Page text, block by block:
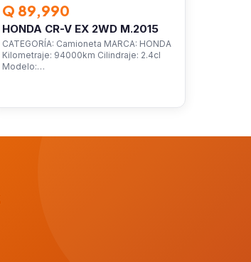
Q 89,990
HONDA CR-V EX 2WD M.2015
CATEGORÍA: Camioneta MARCA: HONDA
Kilometraje: 94000km Cilindraje: 2.4cl
Modelo:…